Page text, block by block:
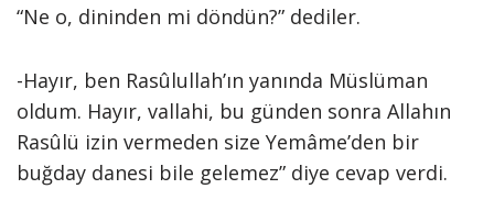
“Ne o, dininden mi döndün?” dediler.
-Hayır, ben Rasûlullah’ın yanında Müslüman
oldum. Hayır, vallahi, bu günden sonra Allahın
Rasûlü izin vermeden size Yemâme’den bir
buğday danesi bile gelemez” diye cevap verdi.